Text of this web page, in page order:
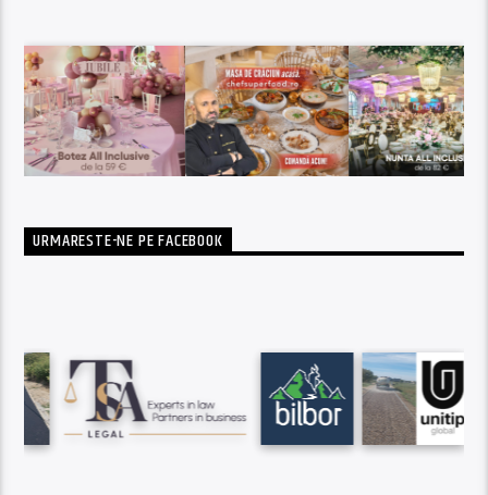
URMARESTE-NE PE FACEBOOK